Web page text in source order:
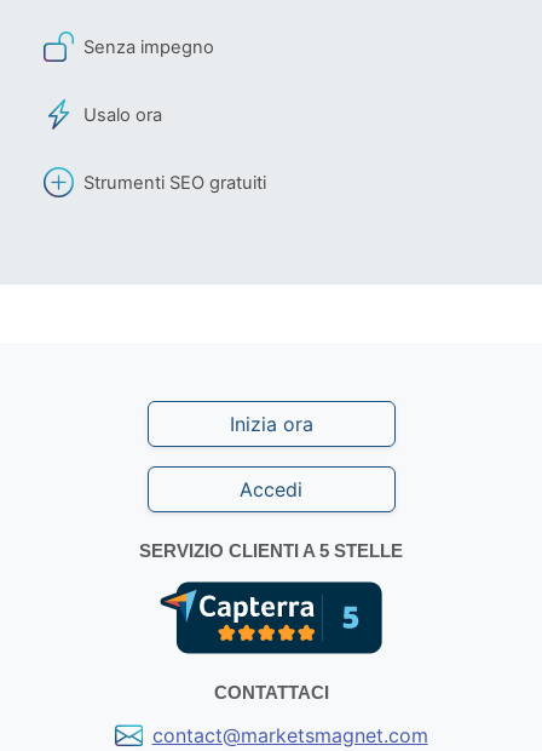
Senza impegno
Usalo ora
Strumenti SEO gratuiti
Inizia ora
Accedi
SERVIZIO CLIENTI A 5 STELLE
CONTATTACI
contact@marketsmagnet.com